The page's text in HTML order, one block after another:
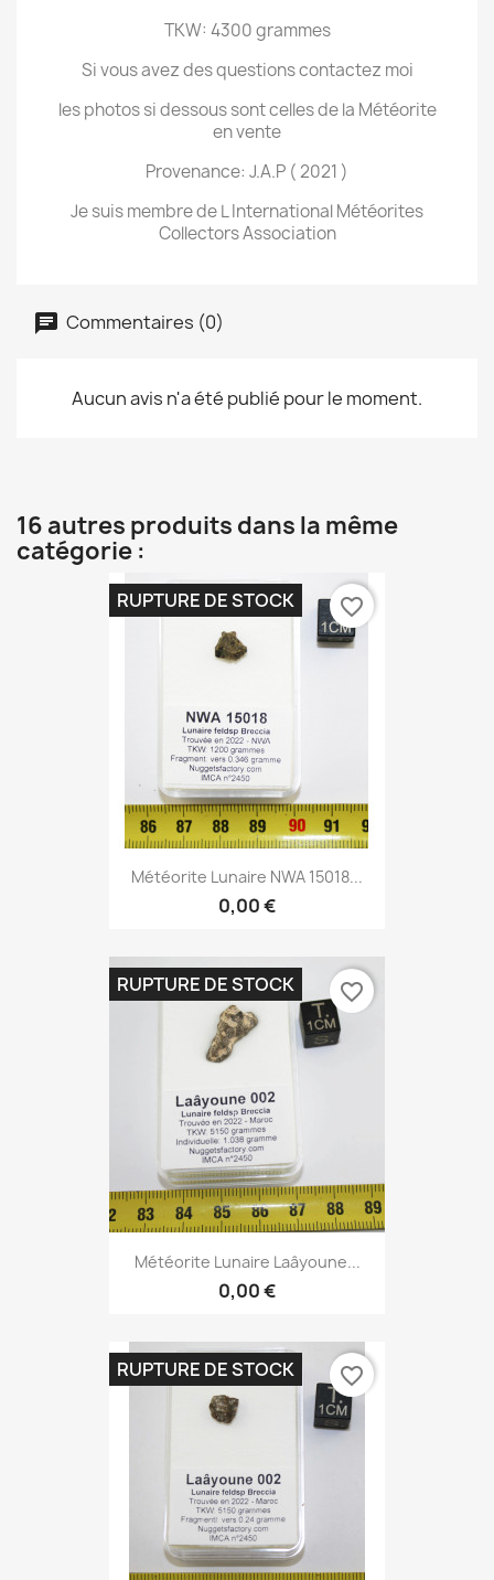
TKW: 4300 grammes
Si vous avez des questions contactez moi
les photos si dessous sont celles de la Météorite
en vente
Provenance: J.A.P ( 2021 )
Je suis membre de L International Météorites
Collectors Association
Commentaires (0)
Aucun avis n'a été publié pour le moment.
16 autres produits dans la même
catégorie :
Météorite Lunaire NWA 15018...
0,00 €
RUPTURE DE STOCK favorite_border
Météorite Lunaire Laâyoune...
0,00 €
RUPTURE DE STOCK favorite_border
RUPTURE DE STOCK favorite_border